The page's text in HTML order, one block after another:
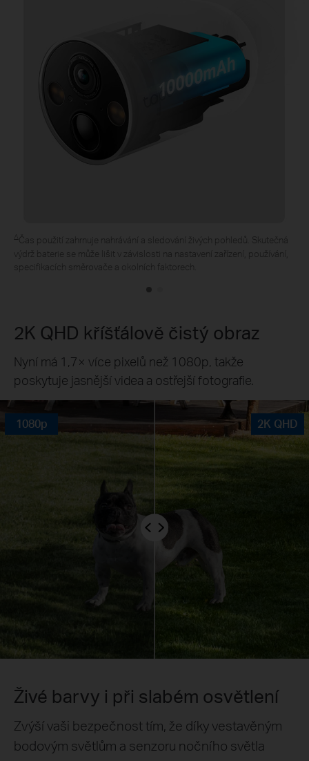
*Solární panel Tapo se kupuje samostatně. Zkušenosti v reálném
provozu se mohou lišit v závislosti na úhlu umístění, povětrnostních
podmínkách a použití kamery.
2K QHD kříšťálově čistý obraz
Nyní má 1,7× více pixelů než 1080p, takže
poskytuje jasnější videa a ostřejší fotografie.
1080p 2K QHD
Živé barvy i při slabém osvětlení
Zvýší vaši bezpečnost tím, že díky vestavěným
bodovým světlům a senzoru nočního světla